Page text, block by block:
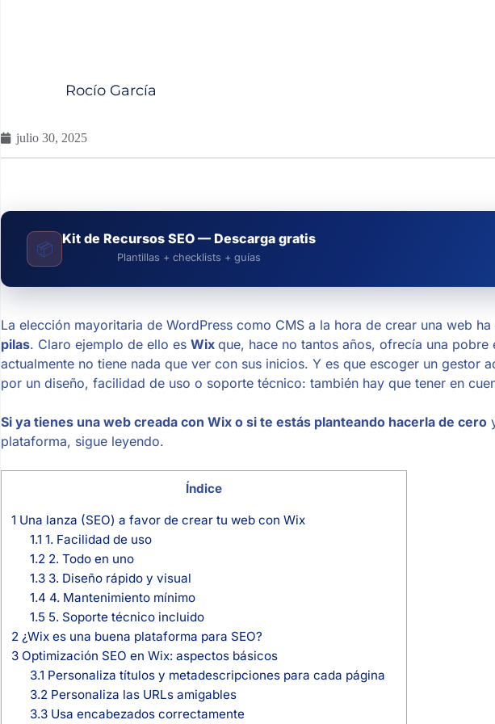
Rocío García
julio 30, 2025
📦
Kit de Recursos SEO — Descarga gratis
Plantillas + checklists + guías
La elección mayoritaria de WordPress como CMS a la hora de crear una web
pilas. Claro ejemplo de ello es Wix que, hace no tantos años, ofrecía una
actualmente no tiene nada que ver con sus inicios. Y es que escoger un gestor
por un diseño, facilidad de uso o soporte técnico: también hay que tener en
Si ya tienes una web creada con Wix o si te estás planteando hacerla de cero
plataforma, sigue leyendo.
Índice
1 Una lanza (SEO) a favor de crear tu web con Wix
1.1 1. Facilidad de uso
1.22. Todo en uno
1.33. Diseño rápido y visual
1.4 4. Mantenimiento mínimo
1.5 5. Soporte técnico incluido
2 ¿Wix es una buena plataforma para SEO?
3 Optimización SEO en Wix: aspectos básicos
3.1 Personaliza títulos y metadescripciones para cada página
3.2Personaliza las URLs amigables
3.3Usa encabezados correctamente